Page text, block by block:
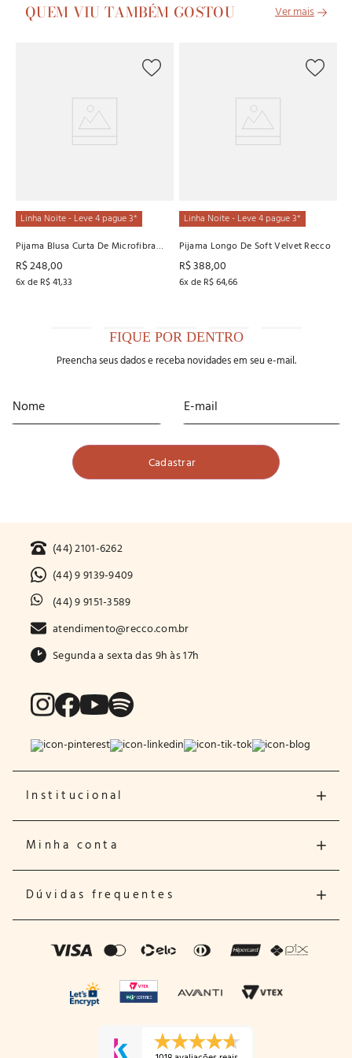
QUEM VIU TAMBÉM GOSTOU
Linha Noite - Leve 4 pague 3*
Pijama Blusa Curta De Microfibra
Baunilha
R$248,00
6x de R$41,33
Linha Noite - Leve 4 pague 3*
Pijama Longo De Soft Velvet Recco
R$388,00
6x de R$64,66
FIQUE POR DENTRO
Preencha seus dados e receba novidades em seu e-mail.
(44) 2101-6262
(44) 9 9139-9409
(44) 9 9151-3589
atendimento@recco.com.br
Segunda a sexta das 9h às 17h
Institucional
Minha conta
Dúvidas frequentes